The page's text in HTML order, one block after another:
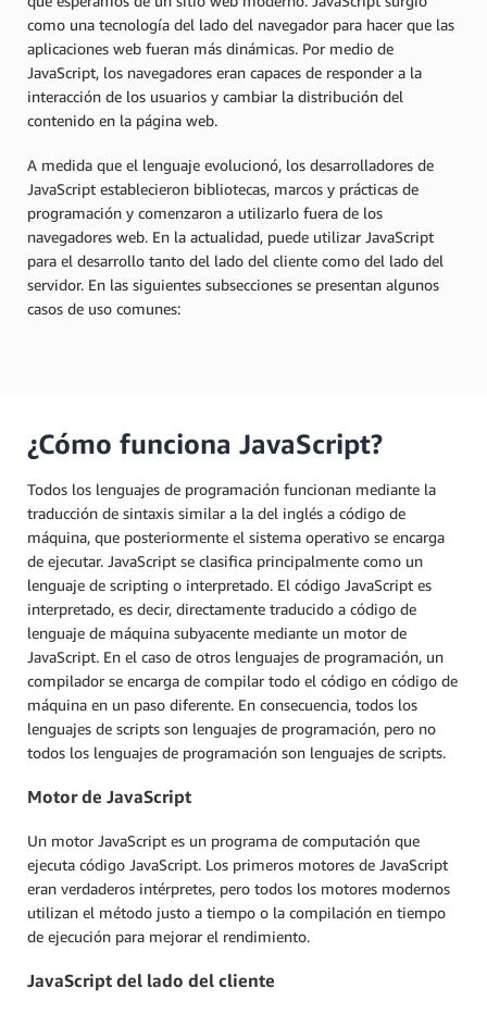
como una tecnología del lado del navegador para hacer que las
aplicaciones web fueran más dinámicas. Por medio de
JavaScript, los navegadores eran capaces de responder a la
interacción de los usuarios y cambiar la distribución del
contenido en la página web.
A medida que el lenguaje evolucionó, los desarrolladores de
JavaScript establecieron bibliotecas, marcos y prácticas de
programación y comenzaron a utilizarlo fuera de los
navegadores web. En la actualidad, puede utilizar JavaScript
para el desarrollo tanto del lado del cliente como del lado del
servidor. En las siguientes subsecciones se presentan algunos
casos de uso comunes:
¿Cómo funciona JavaScript?
Todos los lenguajes de programación funcionan mediante la
traducción de sintaxis similar a la del inglés a código de
máquina, que posteriormente el sistema operativo se encarga
de ejecutar. JavaScript se clasifica principalmente como un
lenguaje de scripting o interpretado. El código JavaScript es
interpretado, es decir, directamente traducido a código de
lenguaje de máquina subyacente mediante un motor de
JavaScript. En el caso de otros lenguajes de programación, un
compilador se encarga de compilar todo el código en código de
máquina en un paso diferente. En consecuencia, todos los
lenguajes de scripts son lenguajes de programación, pero no
todos los lenguajes de programación son lenguajes de scripts.
Motor de JavaScript
Un motor JavaScript es un programa de computación que
ejecuta código JavaScript. Los primeros motores de JavaScript
eran verdaderos intérpretes, pero todos los motores modernos
utilizan el método justo a tiempo o la compilación en tiempo
de ejecución para mejorar el rendimiento.
JavaScript del lado del cliente